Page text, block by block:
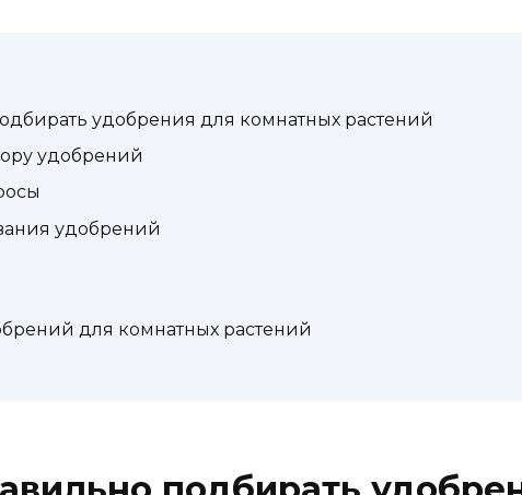
удобрения для комнатных растений
удобрений
удобрений
для комнатных растений